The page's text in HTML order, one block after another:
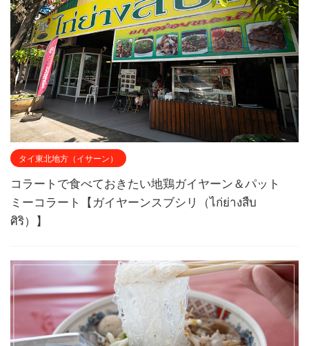
タイ東北地方（イサーン）
コラートで食べておきたい地鶏ガイヤーン＆パット
ミーコラート【ガイヤーンスブシリ（ไก่ย่างสืบ
ศิริ）】